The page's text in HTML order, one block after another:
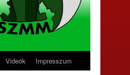
Videók Impresszum